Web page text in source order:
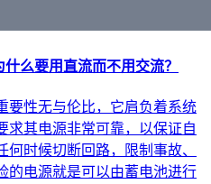
么要用直流而不用交流？
要性无与伦比，它肩负着系统
求其电源非常可靠，以保证自
时候切断回路，限制事故、
的电源就是可以由蓄电池进行